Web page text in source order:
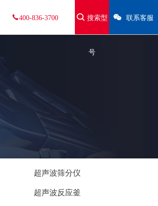
400-836-3700 搜索型
号
联系客服
超声波筛分仪
超声波反应釜